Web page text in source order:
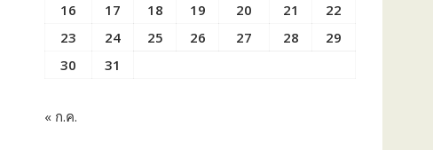
16
17 18 19 20 21
22
23
24 25 26 27 28
29
30
31
« ก.ค.